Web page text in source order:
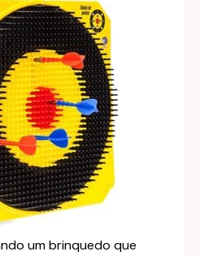
um brinquedo que